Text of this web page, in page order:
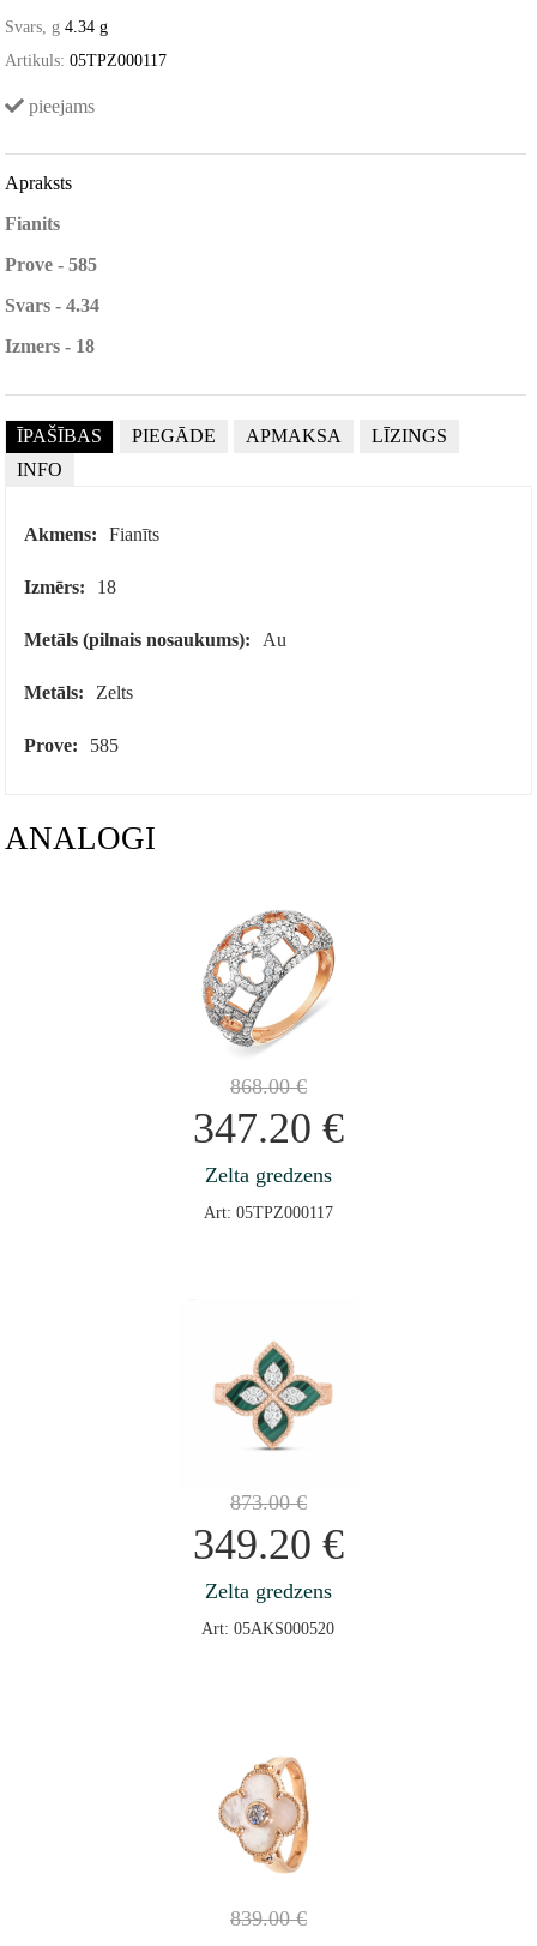
Svars, g 4.34 g
Artikuls: 05TPZ000117
pieejams
Apraksts
Fianits
Prove - 585
Svars - 4.34
Izmers - 18
ĪPAŠĪBAS PIEGĀDE APMAKSA
LĪZINGS
INFO
Akmens: Fianīts
Izmērs: 18
Metāls (pilnais nosaukums): Au
Metāls: Zelts
Prove: 585
ANALOGI
868.00€
347.20 €
Zelta gredzens
Art: 05TPZ000117
873.00€
349.20 €
Zelta gredzens
Art: 05AKS000520
839.00€